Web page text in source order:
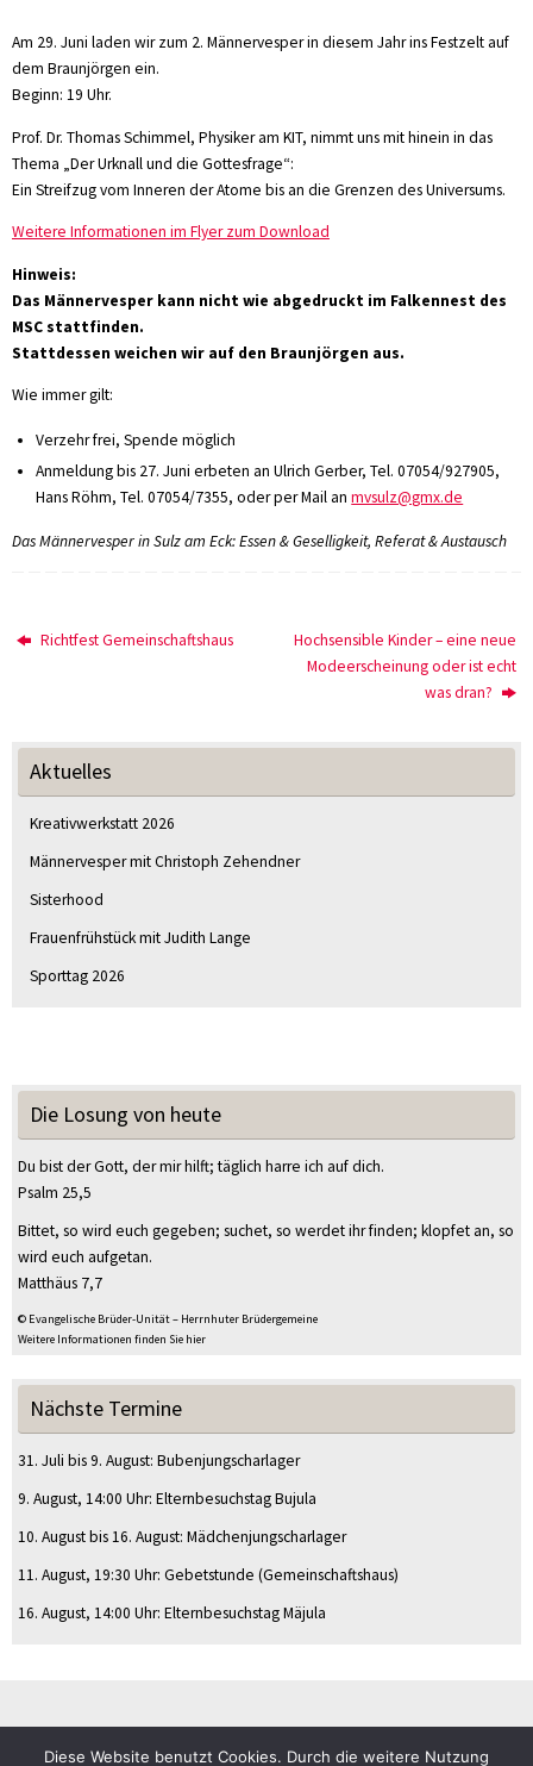
Am 29. Juni laden wir zum 2. Männervesper in diesem Jahr ins Festzelt auf
dem Braunjörgen ein.
Beginn: 19 Uhr.
Prof. Dr. Thomas Schimmel, Physiker am KIT, nimmt uns mit hinein in das
Thema „Der Urknall und die Gottesfrage“:
Ein Streifzug vom Inneren der Atome bis an die Grenzen des Universums.
Weitere Informationen im Flyer zum Download
Hinweis:
Das Männervesper kann nicht wie abgedruckt im Falkennest des
MSC stattfinden.
Stattdessen weichen wir auf den Braunjörgen aus.
Wie immer gilt:
Verzehr frei, Spende möglich
Anmeldung bis 27. Juni erbeten an Ulrich Gerber, Tel. 07054/927905,
Hans Röhm, Tel. 07054/7355, oder per Mail anmvsulz@gmx.de
Das Männervesper in Sulz am Eck: Essen & Geselligkeit, Referat & Austausch
Richtfest Gemeinschaftshaus
Hochsensible Kinder – eine neue
Modeerscheinung oder ist echt
was dran?
Aktuelles
Kreativwerkstatt 2026
Männervesper mit Christoph Zehendner
Sisterhood
Frauenfrühstück mit Judith Lange
Sporttag 2026
Die Losung von heute
Du bist der Gott, der mir hilft; täglich harre ich auf dich.
Psalm 25,5
Bittet, so wird euch gegeben; suchet, so werdet ihr finden; klopfet an, so
wird euch aufgetan.
Matthäus 7,7
© Evangelische Brüder-Unität – Herrnhuter Brüdergemeine
Weitere Informationen finden Sie hier
Nächste Termine
31. Juli bis9. August: Bubenjungscharlager
9. August, 14:00 Uhr: Elternbesuchstag Bujula
10. Augustbis16. August: Mädchenjungscharlager
11. August, 19:30 Uhr: Gebetstunde (Gemeinschaftshaus)
16. August, 14:00 Uhr: Elternbesuchstag Mäjula
Diese Website benutzt Cookies. Durch die weitere Nutzung